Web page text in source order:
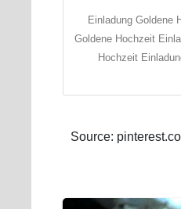
Einladung Goldene
Goldene Hochzeit
Hochzeit
Source: